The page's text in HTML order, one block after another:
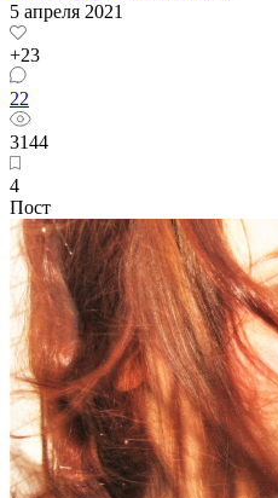
5 апреля 2021
+23
22
3144
4
Пост